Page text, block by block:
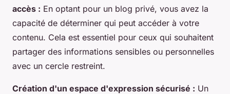
accès : En optant pour un blog privé, vous avez la
capacité de déterminer qui peut accéder à votre
contenu. Cela est essentiel pour ceux qui souhaitent
partager des informations sensibles ou personnelles
avec un cercle restreint.
Création d'un espace d'expression sécurisé : Un